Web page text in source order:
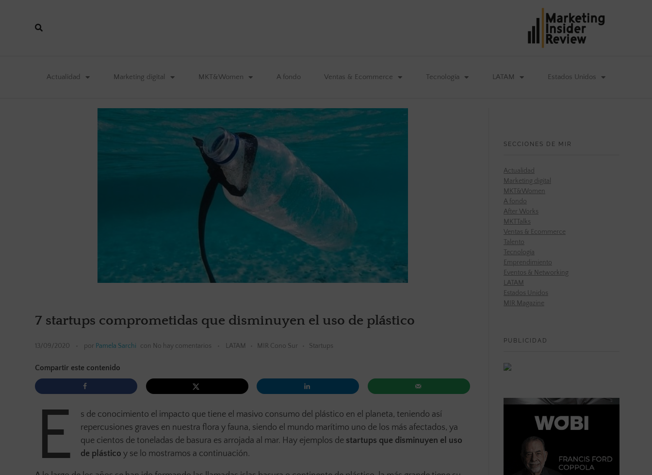
Actualidad Marketing digital MKT&Women A fondo Ventas & Ecommerce Tecnología LATAM Estados Unidos
7 startups comprometidas que disminuyen el uso de plástico
13/09/2020 por Pamela Sarchi con No hay comentarios LATAM MIR Cono Sur Startups
Compartir este contenido
E
s de conocimiento el impacto que tiene el masivo consumo del plástico en el planeta, teniendo así
repercusiones graves en nuestra flora y fauna, siendo el mundo marítimo uno de los más afectados, ya
que cientos de toneladas de basura es arrojada al mar. Hay ejemplos de startups que disminuyen el uso
de plástico y se lo mostramos a continuación.
SECCIONES DE MIR
Actualidad
Marketing digital
MKT&Women
A fondo
After Works
MKTTalks
Ventas & Ecommerce
Talento
Tecnología
Emprendimiento
Eventos & Networking
LATAM
Estados Unidos
MIR Magazine
PUBLICIDAD